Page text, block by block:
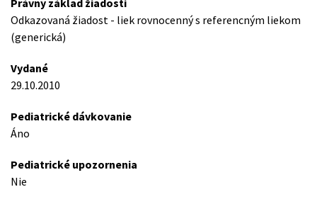
Právny základ žiadosti
Odkazovaná žiadost - liek rovnocenný s referencným liekom
(generická)
Vydané
29.10.2010
Pediatrické dávkovanie
Áno
Pediatrické upozornenia
Nie